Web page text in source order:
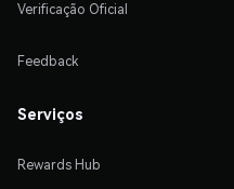
Verificação Oficial
Feedback
Serviços
Rewards Hub